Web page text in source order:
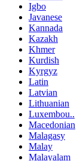
Igbo
Javanese
Kannada
Kazakh
Khmer
Kurdish
Kyrgyz
Latin
Latvian
Lithuanian
Luxembou..
Macedonian
Malagasy
Malay
Malayalam